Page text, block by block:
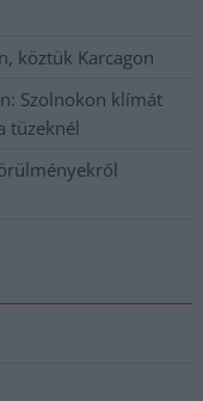
köztük Karcagon
Szolnokon klímát
tüzeknél